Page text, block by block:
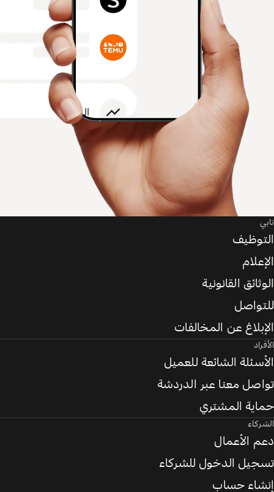
تابي
التوظيف
الإعلام
الوثائق القانونية
للتواصل
الإبلاغ عن المخالفات
الأفراد
الأسئلة الشائعة للعميل
تواصل معنا عبر الدردشة
حماية المشتري
الشركاء
دعم الأعمال
تسجيل الدخول للشركاء
إنشاء حساب